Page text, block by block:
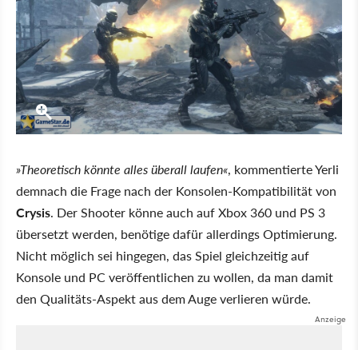
»Theoretisch könnte alles überall laufen«, kommentierte Yerli
demnach die Frage nach der Konsolen-Kompatibilität von
Crysis. Der Shooter könne auch auf Xbox 360 und PS 3
übersetzt werden, benötige dafür allerdings Optimierung.
Nicht möglich sei hingegen, das Spiel gleichzeitig auf
Konsole und PC veröffentlichen zu wollen, da man damit
den Qualitäts-Aspekt aus dem Auge verlieren würde.